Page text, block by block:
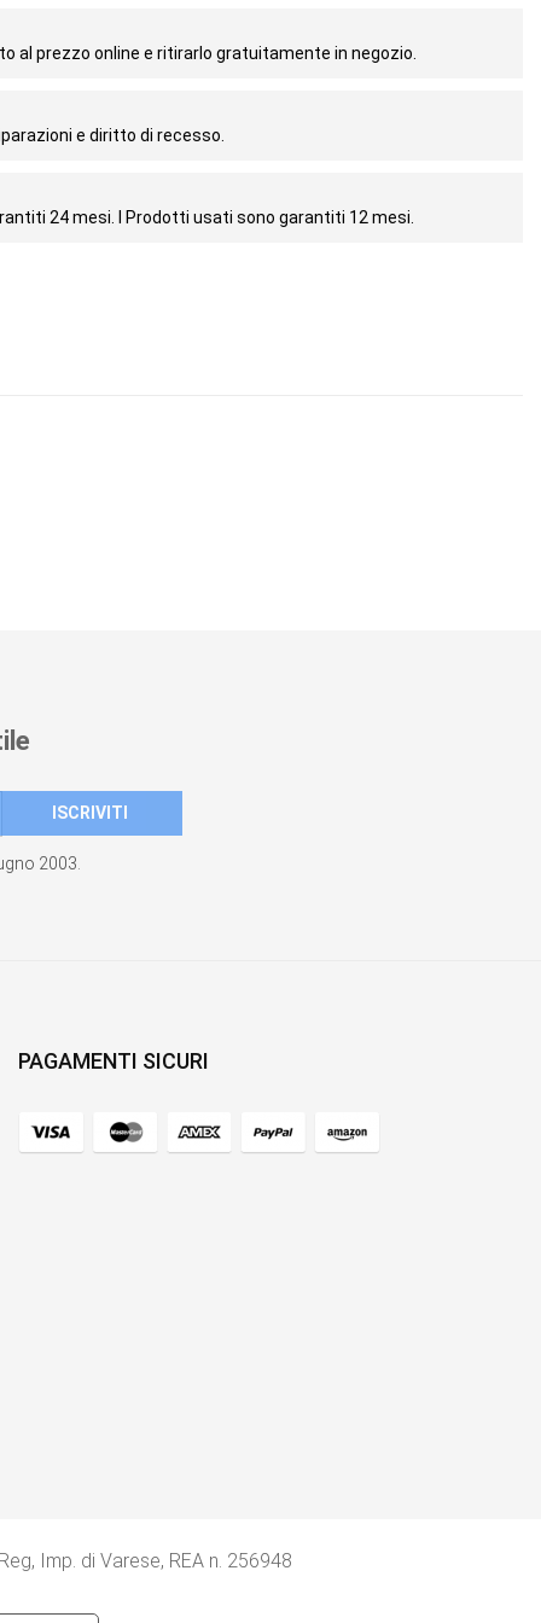
al prezzo online e ritirarlo gratuitamente in negozio.
e diritto di recesso.
24 mesi. I Prodotti usati sono garantiti 12 mesi.
2003.
PAGAMENTI SICURI
Imp. di Varese, REA n. 256948